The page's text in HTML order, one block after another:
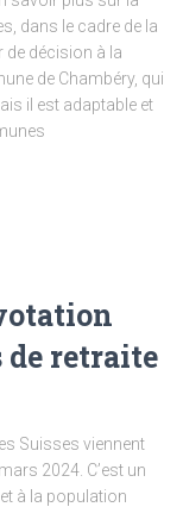
dans le cadre de la
de décision à la
de Chambéry, qui
il est adaptable et
de retraite
Suisses viennent
2024. C’est un
à la population